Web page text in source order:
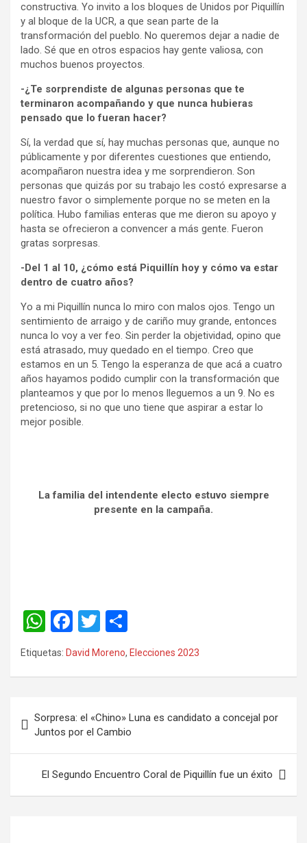
constructiva. Yo invito a los bloques de Unidos por Piquillín
y al bloque de la UCR, a que sean parte de la
transformación del pueblo. No queremos dejar a nadie de
lado. Sé que en otros espacios hay gente valiosa, con
muchos buenos proyectos.
-¿Te sorprendiste de algunas personas que te
terminaron acompañando y que nunca hubieras
pensado que lo fueran hacer?
Sí, la verdad que sí, hay muchas personas que, aunque no
públicamente y por diferentes cuestiones que entiendo,
acompañaron nuestra idea y me sorprendieron. Son
personas que quizás por su trabajo les costó expresarse a
nuestro favor o simplemente porque no se meten en la
política. Hubo familias enteras que me dieron su apoyo y
hasta se ofrecieron a convencer a más gente. Fueron
gratas sorpresas.
-Del 1 al 10, ¿cómo está Piquillín hoy y cómo va estar
dentro de cuatro años?
Yo a mi Piquillín nunca lo miro con malos ojos. Tengo un
sentimiento de arraigo y de cariño muy grande, entonces
nunca lo voy a ver feo. Sin perder la objetividad, opino que
está atrasado, muy quedado en el tiempo. Creo que
estamos en un 5. Tengo la esperanza de que acá a cuatro
años hayamos podido cumplir con la transformación que
planteamos y que por lo menos lleguemos a un 9. No es
pretencioso, si no que uno tiene que aspirar a estar lo
mejor posible.
La familia del intendente electo estuvo siempre
presente en la campaña.
W
h
at
A
p
p
F
a
ce
o
o
k
T
tt
o
m
ar
tir
Etiquetas: David Moreno, Elecciones 2023
Sorpresa: el «Chino» Luna es candidato a concejal por
Juntos por el Cambio
El Segundo Encuentro Coral de Piquillín fue un éxito